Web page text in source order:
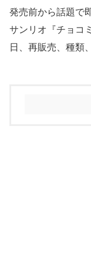
発売前から話題で
サンリオ『チョコ
日、再販売、種類